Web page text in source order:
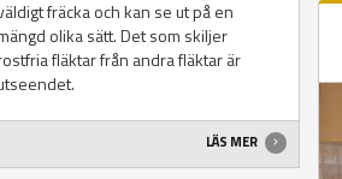
fräcka och kan se ut på en
olika sätt. Det som skiljer
fläktar från andra fläktar är
LÄS MER